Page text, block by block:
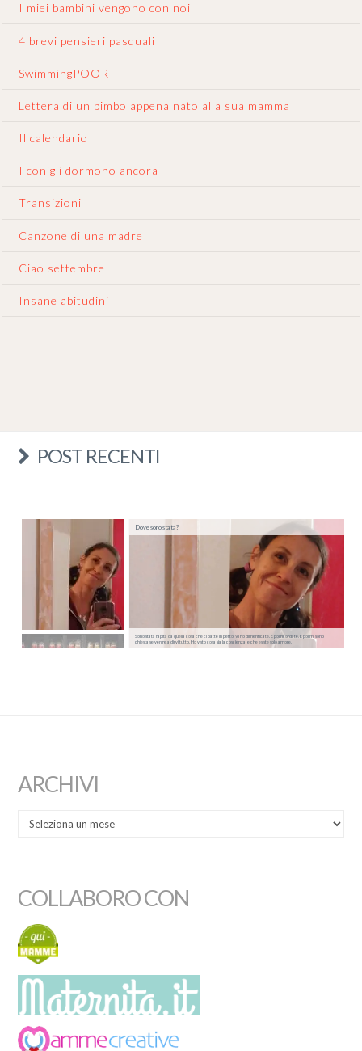
I miei bambini vengono con noi
4 brevi pensieri pasquali
SwimmingPOOR
Lettera di un bimbo appena nato alla sua mamma
Il calendario
I conigli dormono ancora
Transizioni
Canzone di una madre
Ciao settembre
Insane abitudini
POST RECENTI
Sono stata rapita da quella cosa che ci batte in petto. Vi ho dimenticate. E poi ricordate. E poi mi sono
chiesta se venire a dirvi tutto. Ho visto cosa sia la coscienza, e che esiste solo amore.
Dove sono stata?
ARCHIVI
COLLABORO CON